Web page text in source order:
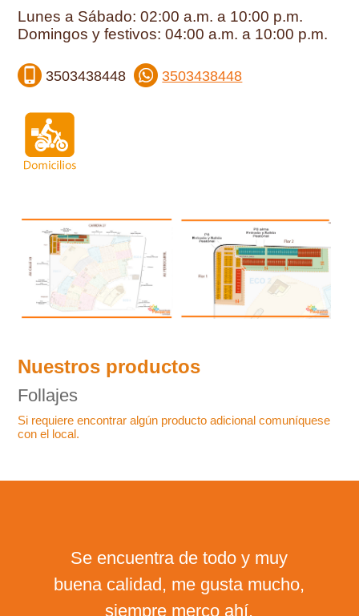
Lunes a Sábado: 02:00 a.m. a 10:00 p.m.
Domingos y festivos: 04:00 a.m. a 10:00 p.m.
3503438448 3503438448
Nuestros productos
Follajes
Si requiere encontrar algún producto adicional comuníquese
con el local.
La mayor variedad de alimentos
de calidad en Bogotá.